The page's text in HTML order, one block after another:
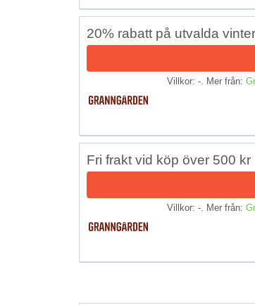
20% rabatt på utvalda
Villkor: -. Mer från:
Fri frakt vid köp över 500 kr
Villkor: -. Mer från: